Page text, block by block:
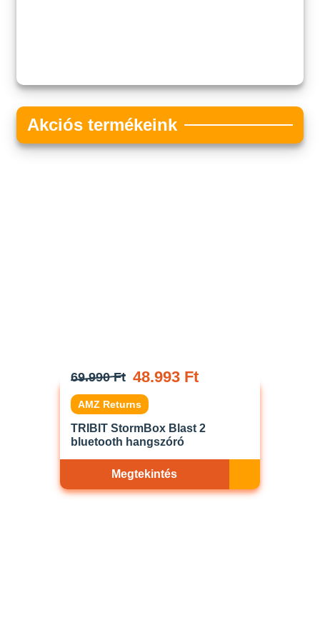
Akciós termékeink
69.990 Ft 48.993 Ft
AMZ Returns
TRIBIT StormBox Blast 2
bluetooth hangszóró
Megtekintés